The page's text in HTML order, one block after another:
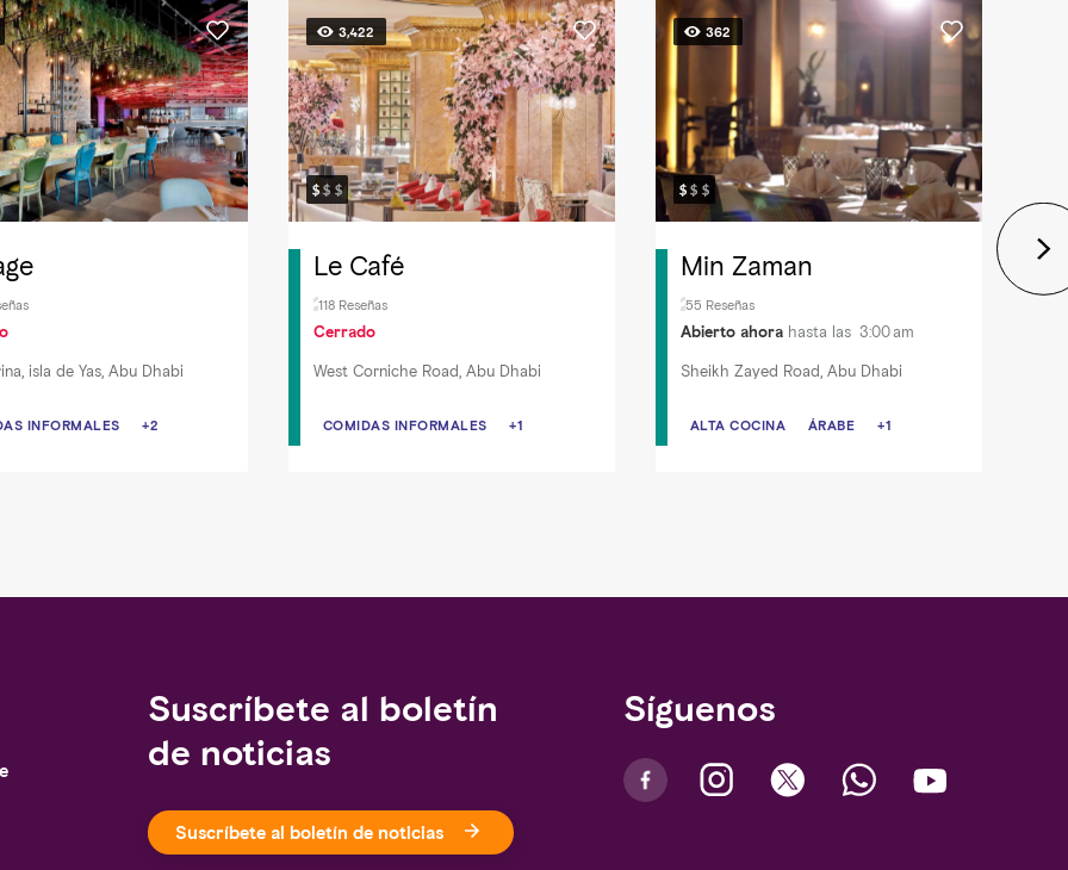
isla de Yas, Abu Dhabi
INFORMALES
INFORMALES +2
3,422
Le Café
118 Reseñas
Cerrado
West Corniche Road, Abu Dhabi
COMIDAS INFORMALES CAFETERÍA
COMIDAS INFORMALES +1
362
Min Zaman
55 Reseñas
Abierto ahora hasta las 3:00 am
Sheikh Zayed Road, Abu Dhabi
ALTA COCINA ÁRABE BRUNCH
ALTA COCINA ÁRABE +1
Suscríbete al boletín
de noticias
Suscríbete al boletín de noticias
Síguenos